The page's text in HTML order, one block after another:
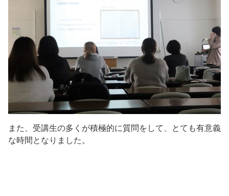
また、受講生の多くが積極的に質問をして、とても有意義
な時間となりました。